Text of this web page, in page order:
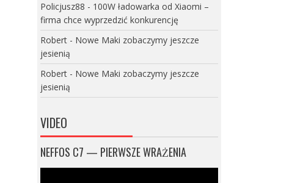
Policjusz88 - 100W ładowarka od Xiaomi –
firma chce wyprzedzić konkurencję
Robert- Nowe Maki zobaczymy jeszcze
jesienią
Robert- Nowe Maki zobaczymy jeszcze
jesienią
VIDEO
NEFFOS C7 — PIERWSZE WRAŻENIA